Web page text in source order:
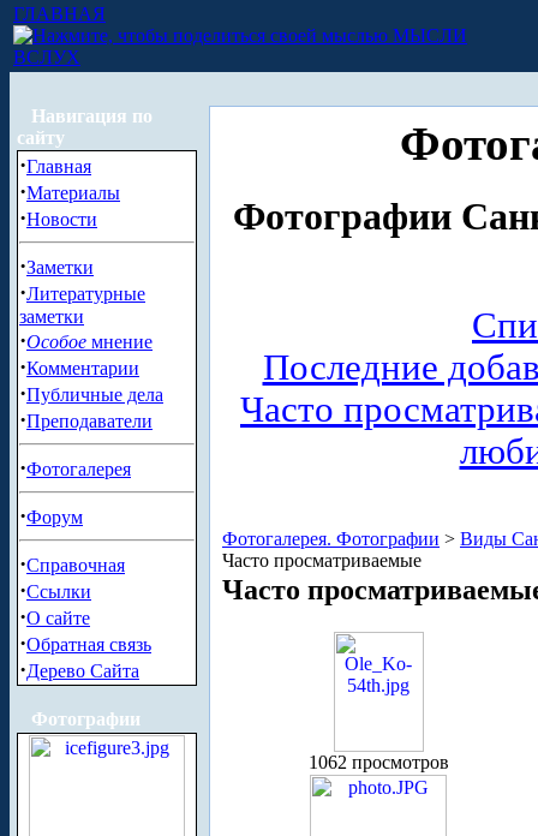
ГЛАВНАЯ
МЫСЛИ
ВСЛУХ
Навигация по
сайту
·Главная
·Материалы
·Новости
·Заметки
·Литературные
заметки
·Особое мнение
·Комментарии
·Публичные дела
·Преподаватели
·Фотогалерея
·Форум
·Справочная
·Ссылки
·О сайте
·Обратная связь
·Дерево Сайта
Фотографии
Фотографии
Последние
Часто
Фотогалерея. Фотографии > Виды
Часто просматриваемые
Часто
1062 просмотров